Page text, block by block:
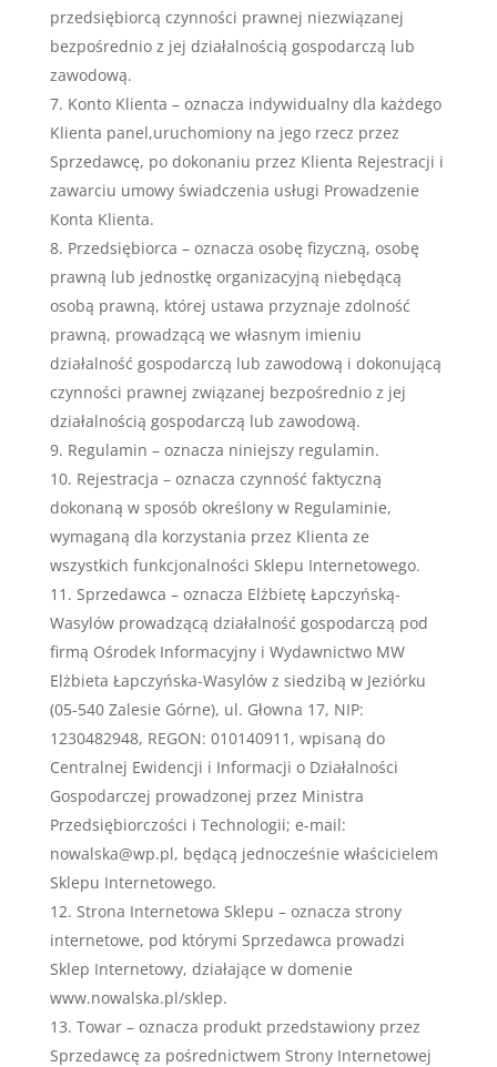
przedsiębiorcą czynności prawnej niezwiązanej
bezpośrednio z jej działalnością gospodarczą lub
zawodową.
Konto Klienta – oznacza indywidualny dla każdego
Klienta panel,uruchomiony na jego rzecz przez
Sprzedawcę, po dokonaniu przez Klienta Rejestracji i
zawarciu umowy świadczenia usługi Prowadzenie
Konta Klienta.
Przedsiębiorca – oznacza osobę fizyczną, osobę
prawną lub jednostkę organizacyjną niebędącą
osobą prawną, której ustawa przyznaje zdolność
prawną, prowadzącą we własnym imieniu
działalność gospodarczą lub zawodową i dokonującą
czynności prawnej związanej bezpośrednio z jej
działalnością gospodarczą lub zawodową.
Regulamin – oznacza niniejszy regulamin.
Rejestracja – oznacza czynność faktyczną
dokonaną w sposób określony w Regulaminie,
wymaganą dla korzystania przez Klienta ze
wszystkich funkcjonalności Sklepu Internetowego.
Sprzedawca – oznacza Elżbietę Łapczyńską-
Wasylów prowadzącą działalność gospodarczą pod
firmą Ośrodek Informacyjny i Wydawnictwo MW
Elżbieta Łapczyńska-Wasylów z siedzibą w Jeziórku
(05-540 Zalesie Górne), ul. Głowna 17, NIP:
1230482948, REGON: 010140911, wpisaną do
Centralnej Ewidencji i Informacji o Działalności
Gospodarczej prowadzonej przez Ministra
Przedsiębiorczości i Technologii; e-mail:
nowalska@wp.pl, będącą jednocześnie właścicielem
Sklepu Internetowego.
Strona Internetowa Sklepu – oznacza strony
internetowe, pod którymi Sprzedawca prowadzi
Sklep Internetowy, działające w domenie
www.nowalska.pl/sklep.
Towar – oznacza produkt przedstawiony przez
Sprzedawcę za pośrednictwem Strony Internetowej